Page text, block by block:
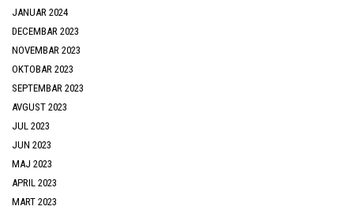
JANUAR 2024
DECEMBAR 2023
NOVEMBAR 2023
OKTOBAR 2023
SEPTEMBAR 2023
AVGUST 2023
JUL 2023
JUN 2023
MAJ 2023
APRIL 2023
MART 2023